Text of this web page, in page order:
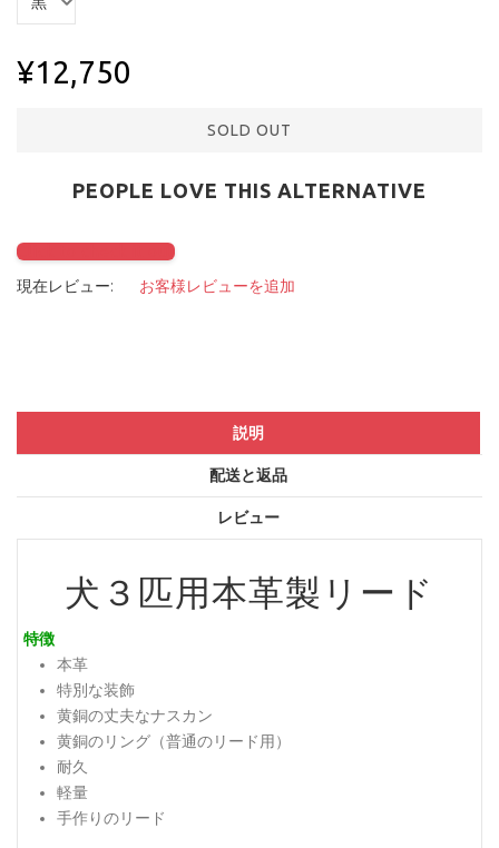
¥12,750
SOLD OUT
PEOPLE LOVE THIS ALTERNATIVE
Click to check it out
現在レビュー:
お客様レビューを追加
説明
配送と返品
レビュー
犬３匹用本革製リード
特徴
本革
特別な装飾
黄銅の丈夫なナスカン
黄銅のリング（普通のリード用）
耐久
軽量
手作りのリード